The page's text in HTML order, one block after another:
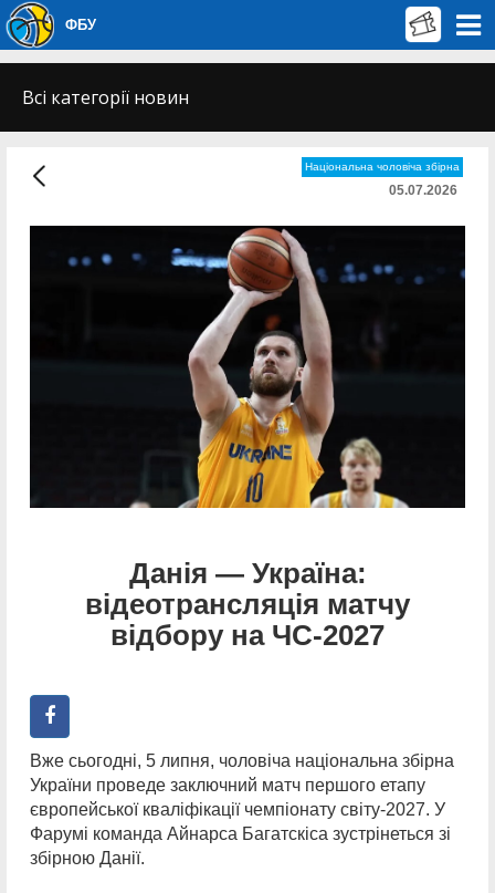
ФБУ
Всі категорії новин
Національна чоловіча збірна
05.07.2026
Данія — Україна:
відеотрансляція матчу
відбору на ЧС-2027
Вже сьогодні, 5 липня, чоловіча національна збірна
України проведе заключний матч першого етапу
європейської кваліфікації чемпіонату світу-2027. У
Фарумі команда Айнарса Багатскіса зустрінеться зі
збірною Данії.